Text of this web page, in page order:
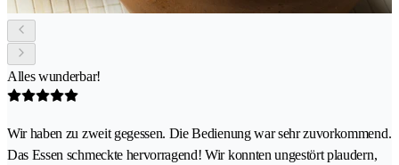
Alles wunderbar!
Wir haben zu zweit gegessen. Die Bedienung war sehr zuvorkommend.
Das Essen schmeckte hervorragend! Wir konnten ungestört plaudern,